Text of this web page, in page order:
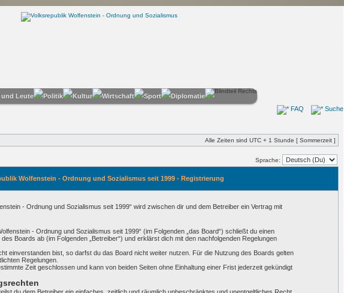
FAQ Suche
Alle Zeiten sind UTC + 1 Stunde [ Sommerzeit ]
Sprache:
Wolfenstein - Ordnung und Sozialismus seit 1999 - Registrierung
- Ordnung und Sozialismus seit 1999“ wird zwischen dir und dem Betreiber ein Vertrag mit
- Ordnung und Sozialismus seit 1999“ (im Folgenden „das Board“) schließt du einen
Boards ab (im Folgenden „Betreiber“) und erklärst dich mit den nachfolgenden Regelungen
einverstanden bist, so darfst du das Board nicht weiter nutzen. Für die Nutzung des Boards gelten
Regelungen.
Zeit geschlossen und kann von beiden Seiten ohne Einhaltung einer Frist jederzeit gekündigt